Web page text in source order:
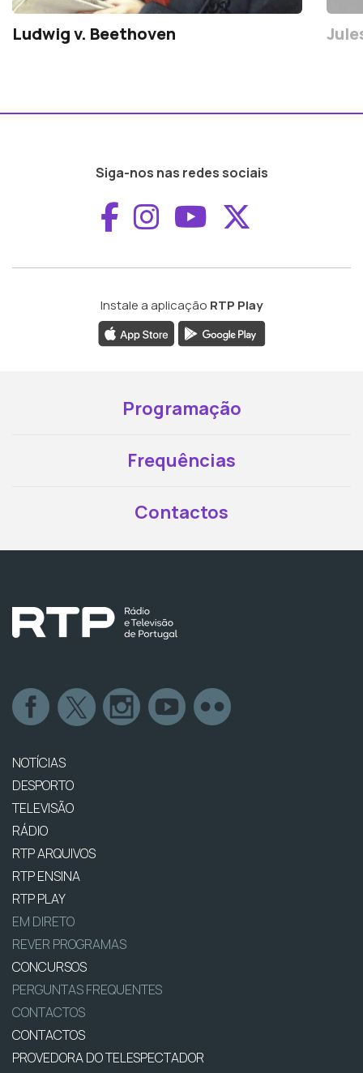
Ludwig v. Beethoven
Siga-nos nas redes sociais
Aceder ao
Aceder ao
Aceder ao
Instale a aplicação RTP Play
Programação
Frequências
Contactos
NOTÍCIAS
DESPORTO
TELEVISÃO
RÁDIO
RTP ARQUIVOS
RTP ENSINA
RTP PLAY
EM DIRETO
REVER PROGRAMAS
CONCURSOS
PERGUNTAS FREQUENTES
CONTACTOS
CONTACTOS
PROVEDORA DO TELESPECTADOR